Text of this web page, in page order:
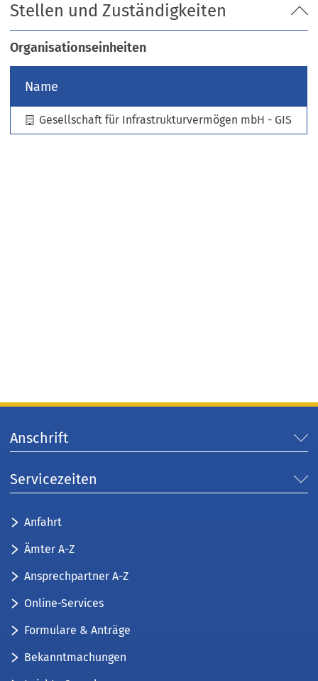
e
m
n
e
e
n
T
a
Stellen und Zuständigkeiten
Organisationseinheiten
Name
Gesellschaft für Infrastrukturvermögen mbH - GIS
Anschrift
Servicezeiten
Anfahrt
Ämter A-Z
Ansprechpartner A-Z
Online-Services
Formulare & Anträge
Bekanntmachungen